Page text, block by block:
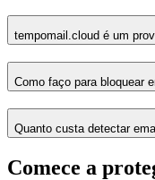
tempomail.cloud é um
Como faço para bloquear
Quanto custa detectar
Comece a